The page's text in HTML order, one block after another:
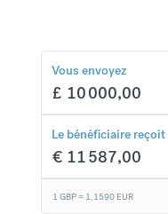
Vous envoyez
£ 10 000,00
Le bénéficiaire reçoit
€ 11 587,00
1 GBP = 1,1590 EUR
comparaison